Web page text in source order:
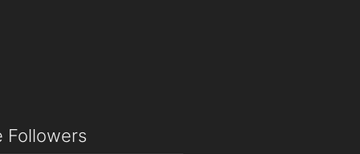
Followers